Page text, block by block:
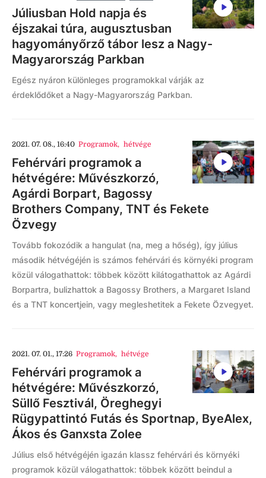
Júliusban Hold napja és
éjszakai túra, augusztusban
hagyományőrző tábor lesz a Nagy-
Magyarország Parkban
Egész nyáron különleges programokkal várják az
érdeklődőket a Nagy-Magyarország Parkban.
2021. 07. 08., 16:40 Programok, hétvége
Fehérvári programok a
hétvégére: Művészkorzó,
Agárdi Borpart, Bagossy
Brothers Company, TNT és Fekete
Özvegy
Tovább fokozódik a hangulat (na, meg a hőség), így július
második hétvégéjén is számos fehérvári és környéki program
közül válogathattok: többek között kilátogathattok az Agárdi
Borpartra, bulizhattok a Bagossy Brothers, a Margaret Island
és a TNT koncertjein, vagy megleshetitek a Fekete Özvegyet.
2021. 07. 01., 17:26 Programok, hétvége
Fehérvári programok a
hétvégére: Művészkorzó,
Süllő Fesztivál, Öreghegyi
Rügypattintó Futás és Sportnap, ByeAlex,
Ákos és Ganxsta Zolee
Július első hétvégéjén igazán klassz fehérvári és környéki
programok közül válogathattok: többek között beindul a